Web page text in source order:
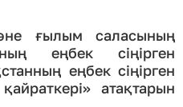
ғылым саласының
еңбек сіңірген
еңбек сіңірген
атақтарын